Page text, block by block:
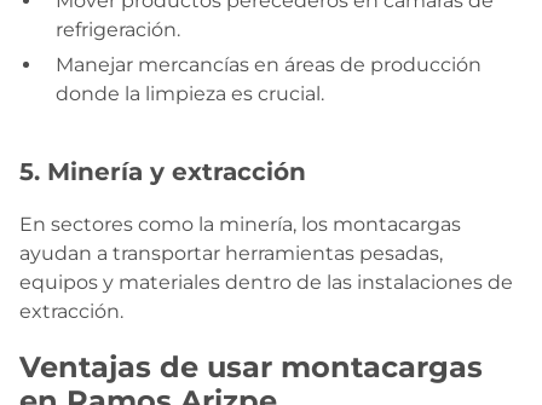
refrigeración.
Manejar mercancías en áreas de producción
donde la limpieza es crucial.
5. Minería y extracción
En sectores como la minería, los montacargas
ayudan a transportar herramientas pesadas,
equipos y materiales dentro de las instalaciones de
extracción.
Ventajas de usar montacargas